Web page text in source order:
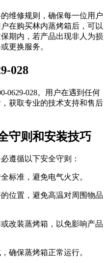
维修规则，确保每一位用户
在购买林内蒸烤箱后，可以
期内，若产品出现非人为损
更换服务。
028
0629-028。用户在遇到任何
获取专业的技术支持和售后
守则和安装技巧
遵循以下安全守则：
标准，避免电气火灾。
位置，避免高温对周围物品
改装蒸烤箱，以免影响产品
确保蒸烤箱正常运行。